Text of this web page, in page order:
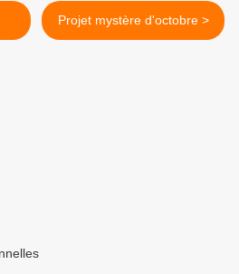
Projet mystère d'octobre >